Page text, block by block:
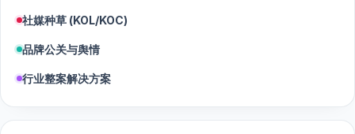
社媒种草 (KOL/KOC)
品牌公关与舆情
行业整案解决方案